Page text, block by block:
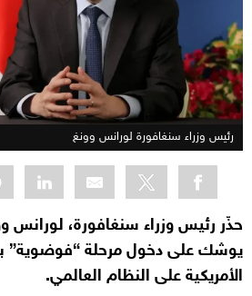
رئيس وزراء سنغافورة لورانس وونغ
حذّر رئيس وزراء سنغافورة، لورانس
يوشك على دخول مرحلة “فوضوية”
الأمريكية على النظام العالمي.